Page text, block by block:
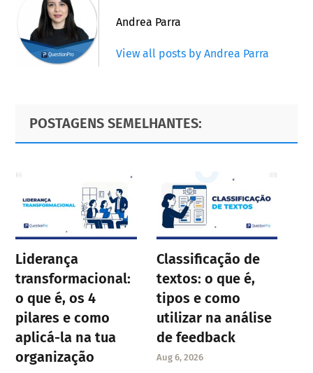
Andrea Parra
View all posts by Andrea Parra
Primary
Sidebar
Footer
POSTAGENS SEMELHANTES:
Liderança
transformacional:
o que é, os 4
pilares e como
aplicá-la na tua
organização
Classificação de
textos: o que é,
tipos e como
utilizar na análise
de feedback
Aug 6, 2026